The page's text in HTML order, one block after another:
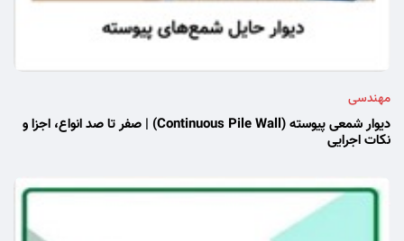
مهندسی
دیوار شمعی پیوسته (Continuous Pile Wall) | صفر تا صد انواع، اجزا و
نکات اجرایی